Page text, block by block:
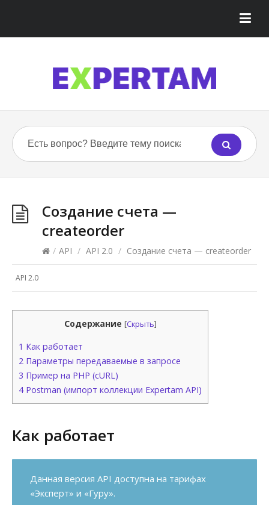
Создание счета —
createorder
/ API / API 2.0 / Создание счета — createorder
API 2.0
Содержание [Скрыть]
1 Как работает
2 Параметры передаваемые в запросе
3 Пример на PHP (cURL)
4Postman (импорт коллекции Expertam API)
Как работает
Данная версия API доступна на тарифах
«Эксперт» и «Гуру».